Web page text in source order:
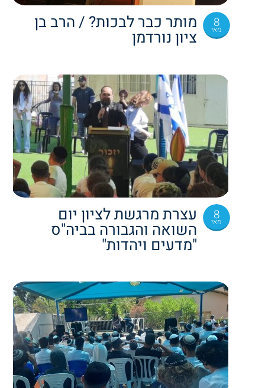
8
מאי מותר כבר לבכות? / הרב בן
ציון נורדמן
8
מאי עצרת מרגשת לציון יום
השואה והגבורה בביה"ס
"מדעים ויהדות"